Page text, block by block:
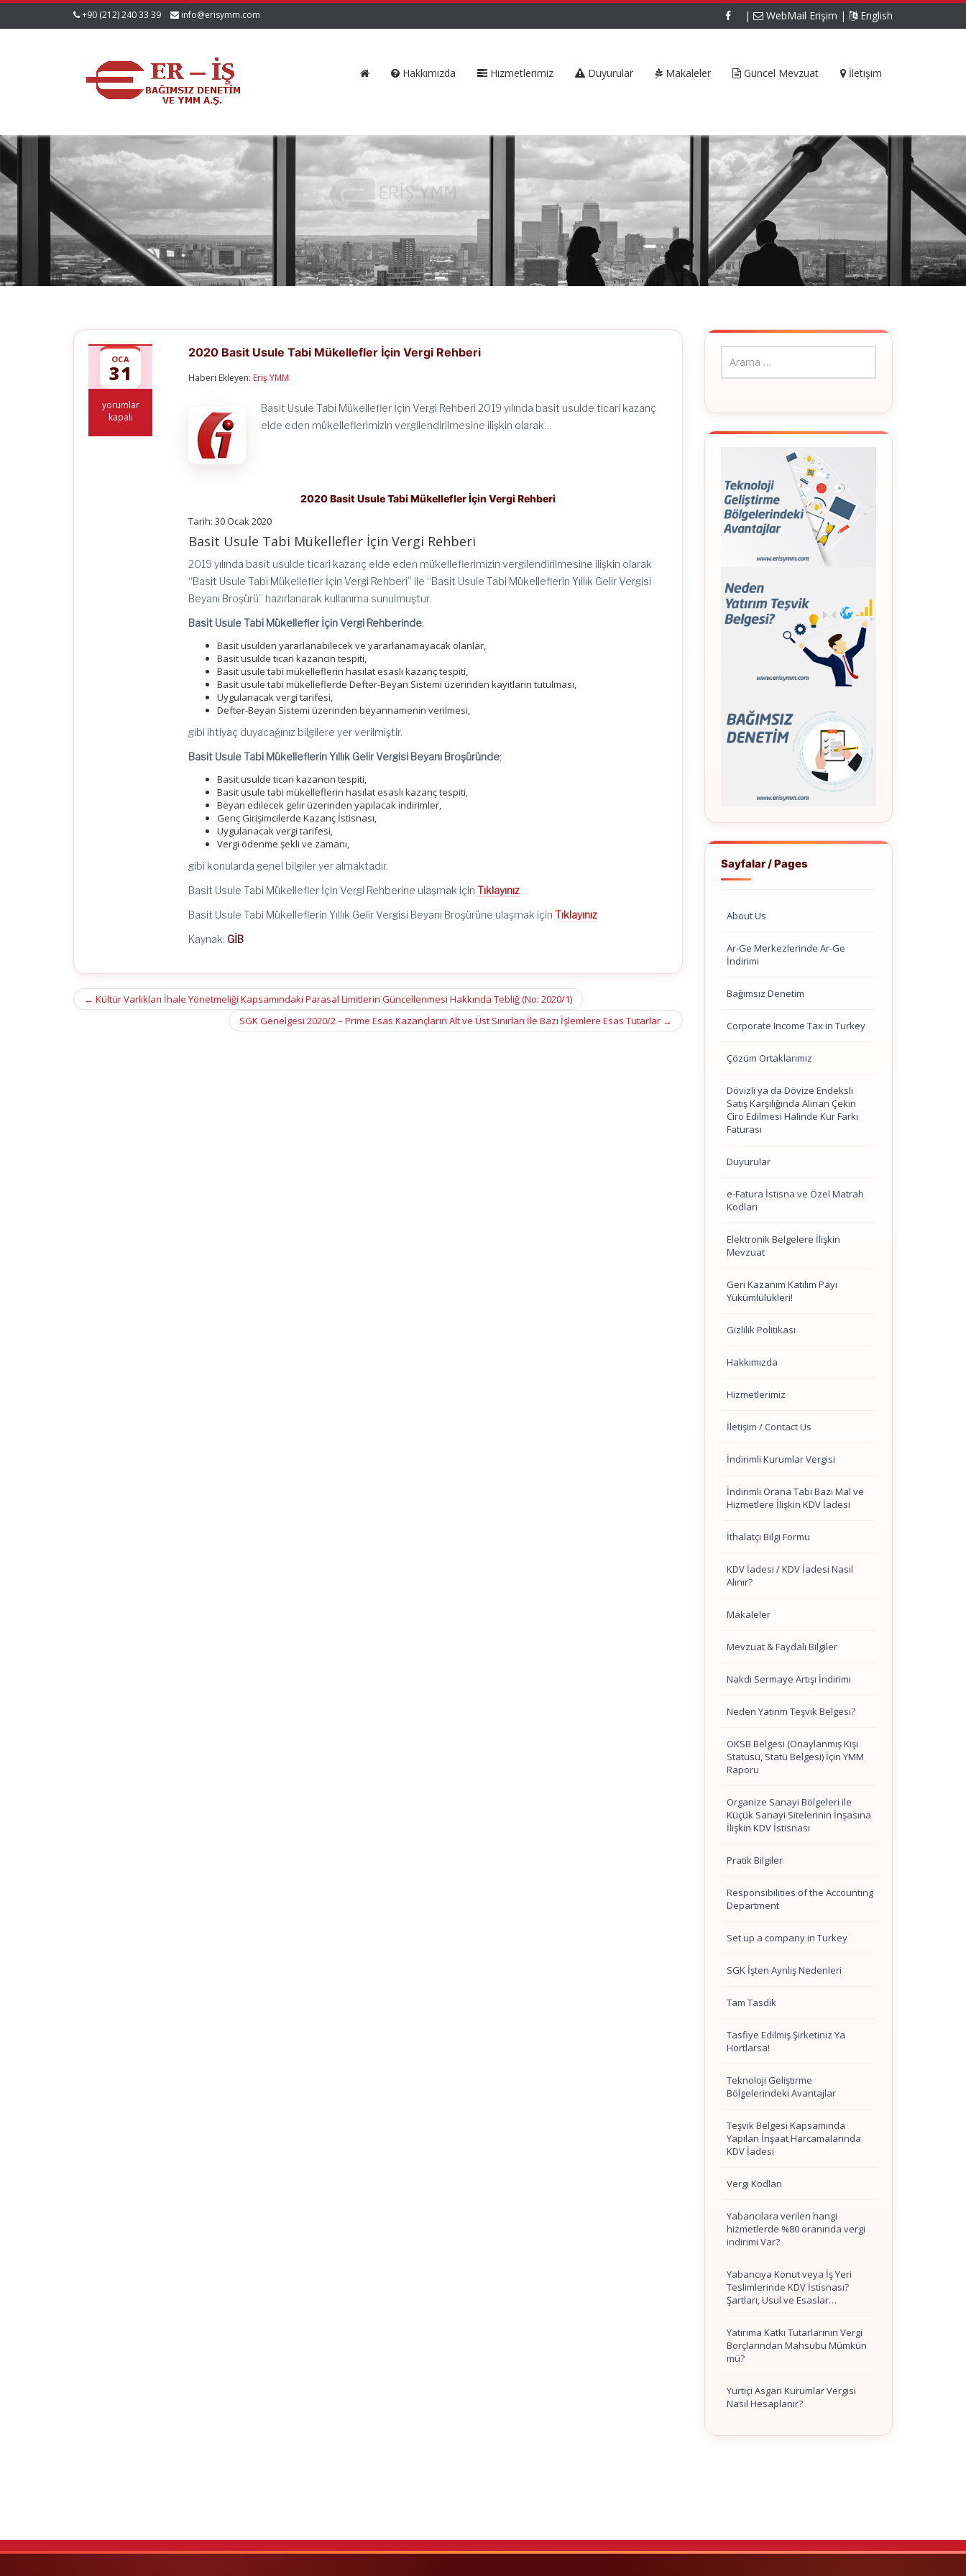
+90 (212) 240 33 39 info@erisymm.com | WebMail Erişim | English
Hakkımızda Hizmetlerimiz Duyurular Makaleler Güncel Mevzuat İletişim
OCA
31
2020
Basit
yorumlar
kapalı
2020 Basit Usule Tabi Mükellefler İçin Vergi Rehberi
Haberi Ekleyen: Eriş YMM
Basit Usule Tabi Mükellefler İçin Vergi Rehberi 2019 yılında basit usulde ticari kazanç
elde eden mükelleflerimizin vergilendirilmesine ilişkin olarak…
2020 Basit Usule Tabi Mükellefler İçin Vergi Rehberi
Tarih: 30 Ocak 2020
Basit Usule Tabi Mükellefler İçin Vergi Rehberi
2019 yılında basit usulde ticari kazanç elde eden mükelleflerimizin vergilendirilmesine ilişkin olarak
“Basit Usule Tabi Mükellefler İçin Vergi Rehberi” ile “Basit Usule Tabi Mükelleflerin Yıllık Gelir Vergisi
Beyanı Broşürü’’ hazırlanarak kullanıma sunulmuştur.
Basit Usule Tabi Mükellefler İçin Vergi Rehberinde;
Basit usulden yararlanabilecek ve yararlanamayacak olanlar,
Basit usulde ticari kazancın tespiti,
Basit usule tabi mükelleflerin hasılat esaslı kazanç tespiti,
Basit usule tabi mükelleflerde Defter-Beyan Sistemi üzerinden kayıtların tutulması,
Uygulanacak vergi tarifesi,
Defter-Beyan Sistemi üzerinden beyannamenin verilmesi,
gibi ihtiyaç duyacağınız bilgilere yer verilmiştir.
Basit Usule Tabi Mükelleflerin Yıllık Gelir Vergisi Beyanı Broşüründe;
Basit usulde ticari kazancın tespiti,
Basit usule tabi mükelleflerin hasılat esaslı kazanç tespiti,
Beyan edilecek gelir üzerinden yapılacak indirimler,
Genç Girişimcilerde Kazanç İstisnası,
Uygulanacak vergi tarifesi,
Vergi ödenme şekli ve zamanı,
gibi konularda genel bilgiler yer almaktadır.
Basit Usule Tabi Mükellefler İçin Vergi Rehberine ulaşmak içinTıklayınız
Basit Usule Tabi Mükelleflerin Yıllık Gelir Vergisi Beyanı Broşürüne ulaşmak içinTıklayınız
Kaynak: GİB
Post
← Kültür Varlıkları İhale Yönetmeliği Kapsamındaki Parasal Limitlerin Güncellenmesi Hakkında Tebliğ (No: 2020/1)
SGK Genelgesi 2020/2 – Prime Esas Kazançların Alt ve Üst Sınırları İle Bazı İşlemlere Esas Tutarlar →
Sayfalar / Pages
About Us
Ar-Ge Merkezlerinde Ar-Ge
İndirimi
Bağımsız Denetim
Corporate Income Tax in Turkey
Çözüm Ortaklarımız
Dövizli ya da Dövize Endeksli
Satış Karşılığında Alınan Çekin
Ciro Edilmesi Halinde Kur Farkı
Faturası
Duyurular
e-Fatura İstisna ve Özel Matrah
Kodları
Elektronik Belgelere İlişkin
Mevzuat
Geri Kazanım Katılım Payı
Yükümlülükleri!
Gizlilik Politikası
Hakkımızda
Hizmetlerimiz
İletişim / Contact Us
İndirimli Kurumlar Vergisi
İndirimli Orana Tabi Bazı Mal ve
Hizmetlere İlişkin KDV İadesi
İthalatçı Bilgi Formu
KDV İadesi / KDV İadesi Nasıl
Alınır?
Makaleler
Mevzuat & Faydalı Bilgiler
Nakdi Sermaye Artışı İndirimi
Neden Yatırım Teşvik Belgesi?
OKSB Belgesi (Onaylanmış Kişi
Statüsü, Statü Belgesi) İçin YMM
Raporu
Organize Sanayi Bölgeleri ile
Küçük Sanayi Sitelerinin İnşasına
İlişkin KDV İstisnası
Pratik Bilgiler
Responsibilities of the Accounting
Department
Set up a company in Turkey
SGK İşten Ayrılış Nedenleri
Tam Tasdik
Tasfiye Edilmiş Şirketiniz Ya
Hortlarsa!
Teknoloji Geliştirme
Bölgelerindeki Avantajlar
Teşvik Belgesi Kapsamında
Yapılan İnşaat Harcamalarında
KDV İadesi
Vergi Kodları
Yabancılara verilen hangi
hizmetlerde %80 oranında vergi
indirimi Var?
Yabancıya Konut veya İş Yeri
Teslimlerinde KDV İstisnası?
Şartları, Usul ve Esaslar…
Yatırıma Katkı Tutarlarının Vergi
Borçlarından Mahsubu Mümkün
mü?
Yurtiçi Asgari Kurumlar Vergisi
Nasıl Hesaplanır?